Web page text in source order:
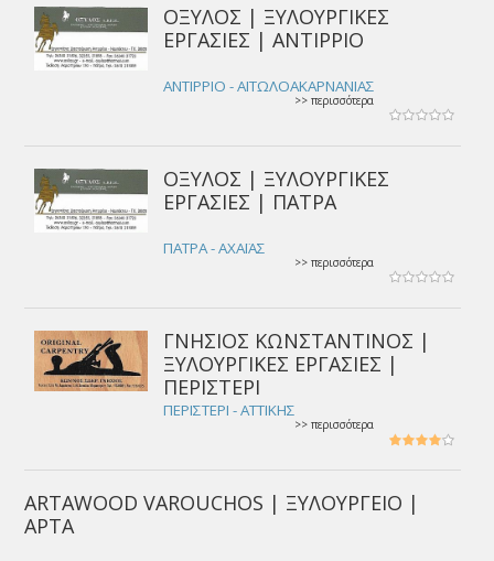
ΟΞΥΛΟΣ | ΞΥΛΟΥΡΓΙΚΕΣ
ΕΡΓΑΣΙΕΣ | ΑΝΤΙΡΡΙΟ
ΑΝΤΙΡΡΙΟ - ΑΙΤΩΛΟΑΚΑΡΝΑΝΙΑΣ
>> περισσότερα
ΟΞΥΛΟΣ | ΞΥΛΟΥΡΓΙΚΕΣ
ΕΡΓΑΣΙΕΣ | ΠΑΤΡΑ
ΠΑΤΡΑ - ΑΧΑΪΑΣ
>> περισσότερα
ΓΝΗΣΙΟΣ ΚΩΝΣΤΑΝΤΙΝΟΣ |
ΞΥΛΟΥΡΓΙΚΕΣ ΕΡΓΑΣΙΕΣ |
ΠΕΡΙΣΤΕΡΙ
ΠΕΡΙΣΤΕΡΙ - ΑΤΤΙΚΗΣ
>> περισσότερα
ARTAWOOD VAROUCHOS | ΞΥΛΟΥΡΓΕΙΟ |
ΑΡΤΑ